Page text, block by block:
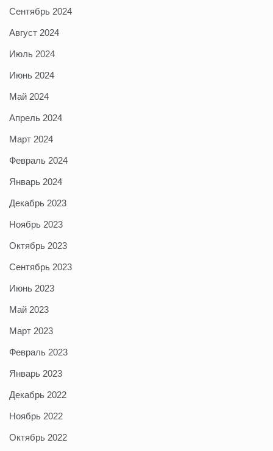
Сентябрь 2024
Август 2024
Июль 2024
Июнь 2024
Май 2024
Апрель 2024
Март 2024
Февраль 2024
Январь 2024
Декабрь 2023
Ноябрь 2023
Октябрь 2023
Сентябрь 2023
Июнь 2023
Май 2023
Март 2023
Февраль 2023
Январь 2023
Декабрь 2022
Ноябрь 2022
Октябрь 2022